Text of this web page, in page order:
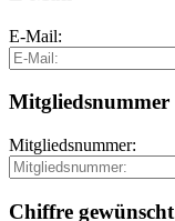
E-Mail:
Mitgliedsnummer
Mitgliedsnummer:
Chiffre gewünscht